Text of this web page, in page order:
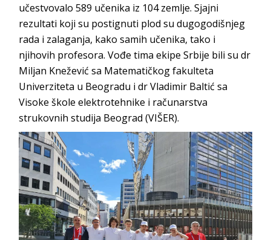
učestvovalo 589 učenika iz 104 zemlje. Sjajni
rezultati koji su postignuti plod su dugogodišnjeg
rada i zalaganja, kako samih učenika, tako i
njihovih profesora. Vođe tima ekipe Srbije bili su dr
Miljan Knežević sa Matematičkog fakulteta
Univerziteta u Beogradu i dr Vladimir Baltić sa
Visoke škole elektrotehnike i računarstva
strukovnih studija Beograd (VIŠER).